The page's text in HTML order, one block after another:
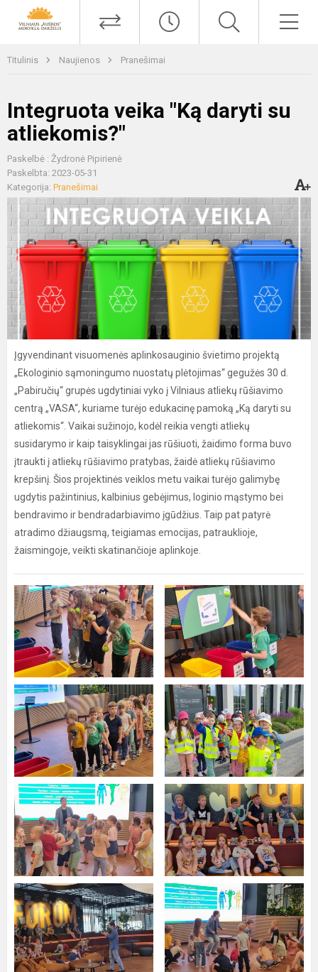
Titulinis Naujienos Pranešimai
Integruota veika "Ką daryti su
atliekomis?"
Paskelbė : Žydronė Pipirienė
Paskelbta: 2023-05-31
Kategorija: Pranešimai
Įgyvendinant visuomenės aplinkosauginio švietimo projektą
„Ekologinio sąmoningumo nuostatų plėtojimas“ gegužės 30 d.
„Pabiručių“ grupės ugdytiniai vyko į Vilniaus atliekų rūšiavimo
centrą „VASA“, kuriame turėjo edukacinę pamoką „Ką daryti su
atliekomis“. Vaikai sužinojo, kodėl reikia vengti atliekų
susidarymo ir kaip taisyklingai jas rūšiuoti, žaidimo forma buvo
įtraukti į atliekų rūšiavimo pratybas, žaidė atliekų rūšiavimo
krepšinį. Šios projektinės veiklos metu vaikai turėjo galimybę
ugdytis pažintinius, kalbinius gebėjimus, loginio mąstymo bei
bendravimo ir bendradarbiavimo įgūdžius. Taip pat patyrė
atradimo džiaugsmą, teigiamas emocijas, patrauklioje,
žaismingoje, veikti skatinančioje aplinkoje.